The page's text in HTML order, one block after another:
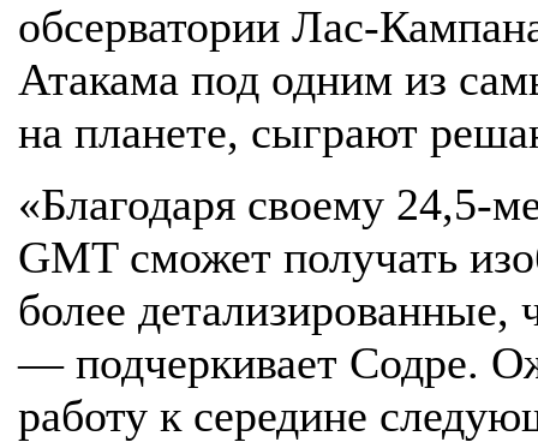
обсерватории Лас-
Атакама под одним из
на планете, сыграют
«Благодаря своему 24,5-
GMT сможет получать
более
— подчеркивает Содре.
работу к середине